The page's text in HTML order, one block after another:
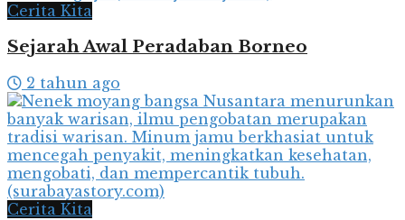
Cerita Kita
Sejarah Awal Peradaban Borneo
2 tahun ago
Cerita Kita